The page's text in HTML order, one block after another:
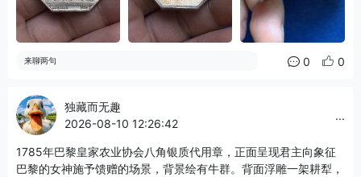
来聊两句 0 0
独藏而无趣
2026-08-10 12:26:42
...
1785年巴黎皇家农业协会八角银质代用章，正面呈现君主向象征
巴黎的女神施予馈赠的场景，背景绘有牛群。背面浮雕一架耕犁，